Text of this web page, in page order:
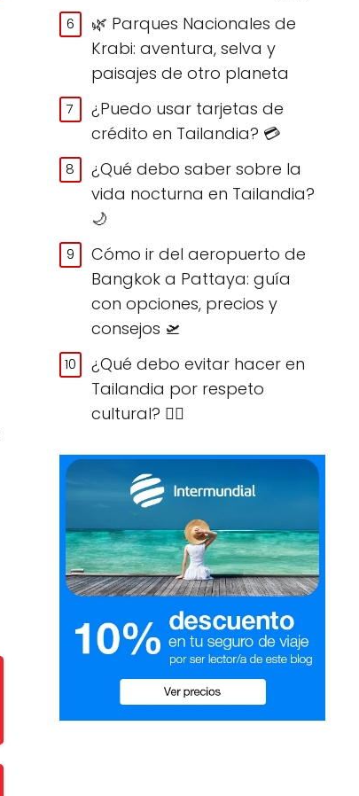
🌿 Parques Nacionales de
Krabi: aventura, selva y
paisajes de otro planeta
¿Puedo usar tarjetas de
crédito en Tailandia? 💳
¿Qué debo saber sobre la
vida nocturna en Tailandia?
🌙
Cómo ir del aeropuerto de
Bangkok a Pattaya: guía
con opciones, precios y
consejos 🛫
¿Qué debo evitar hacer en
Tailandia por respeto
cultural? 🙅‍♀️